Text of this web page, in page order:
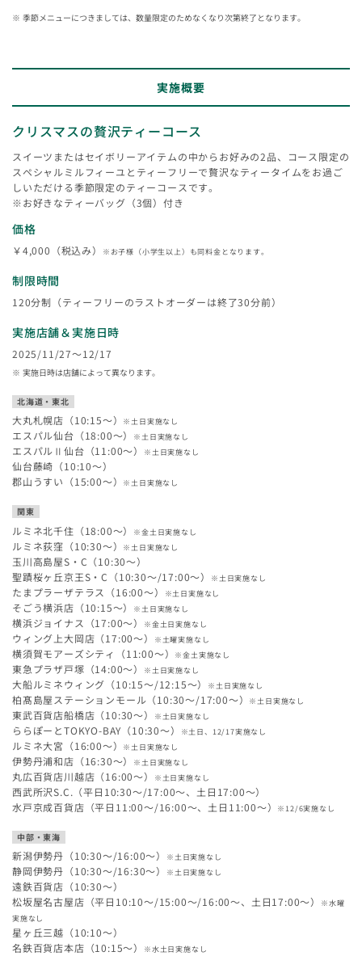
季節メニューにつきましては、数量限定のためなくなり次第終了となります。
実施概要
クリスマスの贅沢ティーコース
スイーツまたはセイボリーアイテムの中からお好みの2品、コース限定の
スペシャルミルフィーユとティーフリーで贅沢なティータイムをお過ご
しいただける季節限定のティーコースです。
※お好きなティーバッグ（3個）付き
価格
￥4,000（税込み） ※お子様（小学生以上）も同料金となります。
制限時間
120分制（ティーフリーのラストオーダーは終了30分前）
実施店舗＆実施日時
2025/11/27～12/17
実施日時は店舗によって異なります。
北海道・東北
大丸札幌店（10:15～） ※土日実施なし
エスパル仙台（18:00～） ※土日実施なし
エスパルⅡ仙台（11:00～） ※土日実施なし
仙台藤崎（10:10～）
郡山うすい（15:00～）
※土日実施なし
関東
ルミネ北千住（18:00～） ※金土日実施なし
ルミネ荻窪（10:30～） ※土日実施なし
玉川高島屋S・C（10:30～）
聖蹟桜ヶ丘京王S・C（10:30～/17:00～）
※土日実施なし
たまプラーザテラス（16:00～） ※土日実施なし
そごう横浜店（10:15～） ※土日実施なし
横浜ジョイナス（17:00～） ※金土日実施なし
ウィング上大岡店（17:00～） ※土曜実施なし
横須賀モアーズシティ（11:00～） ※金土実施なし
東急プラザ戸塚（14:00～） ※土日実施なし
大船ルミネウィング（10:15～/12:15～） ※土日実施なし
柏髙島屋ステーションモール（10:30～/17:00～） ※土日実施なし
東武百貨店船橋店（10:30～） ※土日実施なし
ららぽーとTOKYO-BAY（10:30～） ※土日、12/17実施なし
ルミネ大宮（16:00～） ※土日実施なし
伊勢丹浦和店（16:30～） ※土日実施なし
丸広百貨店川越店（16:00～） ※土日実施なし
西武所沢S.C.（平日10:30～/17:00～、土日17:00～）
水戸京成百貨店（平日11:00～/16:00～、土日11:00～）
※12/6実施なし
中部・東海
新潟伊勢丹（10:30～/16:00～） ※土日実施なし
静岡伊勢丹（10:30～/16:30～） ※土日実施なし
遠鉄百貨店（10:30～）
松坂屋名古屋店（平日10:10～/15:00～/16:00～、土日17:00～）
※水曜
実施なし
星ヶ丘三越（10:10～）
名鉄百貨店本店（10:15～）
※水土日実施なし